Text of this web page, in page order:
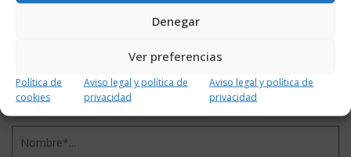
Denegar
Ver preferencias
Política de
cookies
Aviso legal y política de
privacidad
Aviso legal y política de
privacidad